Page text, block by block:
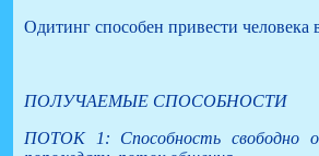
Одитинг способен привести человека
ПОЛУЧАЕМЫЕ СПОСОБНОСТИ
ПОТОК 1: Способность свободно